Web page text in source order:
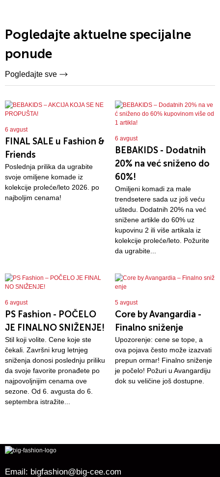
Pogledajte aktuelne specijalne
ponude
Pogledajte sve
6 avgust
FINAL SALE u Fashion &
Friends
Poslednja prilika da ugrabite
svoje omiljene komade iz
kolekcije proleće/leto 2026. po
najboljim cenama!
6 avgust
BEBAKIDS - Dodatnih
20% na već sniženo do
60%!
Omiljeni komadi za male
trendsetere sada uz još veću
uštedu. Dodatnih 20% na već
snižene artikle do 60% uz
kupovinu 2 ili više artikala iz
kolekcije proleće/leto. Požurite
da ugrabite...
6 avgust
PS Fashion - POČELO
JE FINALNO SNIŽENJE!
Stil koji volite. Cene koje ste
čekali. Završni krug letnjeg
sniženja donosi poslednju priliku
da svoje favorite pronađete po
najpovoljnijim cenama ove
sezone. Od 6. avgusta do 6.
septembra istražite...
5 avgust
Core by Avangardia -
Finalno sniženje
Upozorenje: cene se tope, a
ova pojava često može izazvati
prepun ormar! Finalno sniženje
je počelo! Požuri u Avangardiju
dok su veličine još dostupne.
Email: bigfashion@big-cee.com